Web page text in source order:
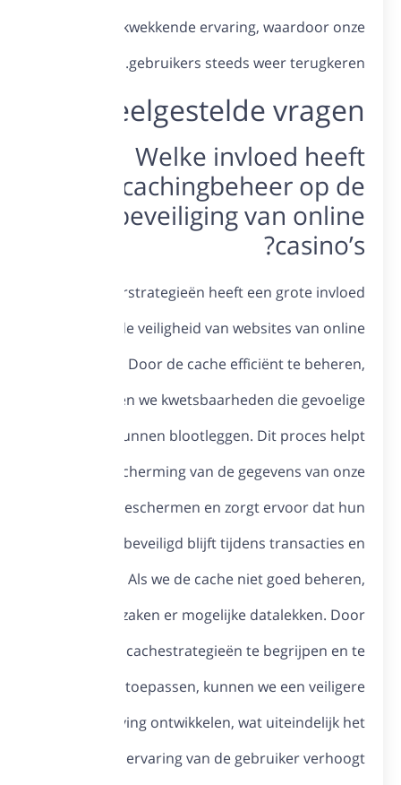
gegevens
de
spelers te
informatie
het
geloof en